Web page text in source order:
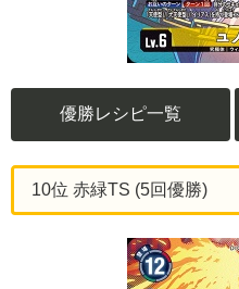
優勝レシピ一覧
10位 赤緑TS (5回優勝)